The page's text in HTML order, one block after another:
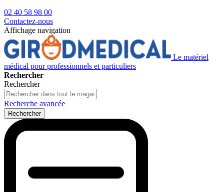
02 40 58 98 00
Contactez-nous
Affichage navigation
Le matériel
médical pour professionnels et particuliers
Rechercher
Rechercher
Recherche avancée
Rechercher